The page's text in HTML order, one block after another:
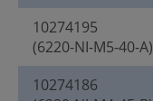
10274195
(6220-NI-M5-40-A)
10274186